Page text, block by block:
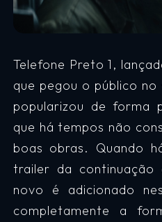
Telefone Preto 1,
que pegou o público
popularizou de forma
que há tempos não
boas obras. Quando
trailer da continuação
novo é adicionado
completamente a